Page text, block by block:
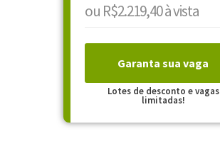
ou R$2.219,40 à vista
Garanta sua vaga
Lotes de desconto e vagas
limitadas!